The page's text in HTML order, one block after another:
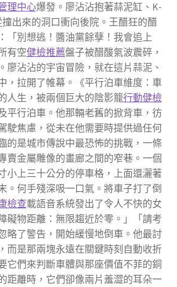
理中心爆發。廖沾沾抱著蒜泥缸、K-
出來的洞口衝向後院。王醋狂的醋
「別想逃！醬油黨餘孽！我會追上
有空健檢推薦盤子被醋酸氣波震碎，
廖沾沾的宇宙冒險，就在這片蒜泥、
，拉開了帷幕。《平行泊車維度：車
人生，被兩個巨大的陰影籠行動健檢
平行泊車。他那輛老舊的掀背車，彷
駛焦慮，從未在他需要時提供過任何
的是城市傳說中最恐怖的挑戰，一條
賣金屬雕像的畫廊之間的窄巷。一個
小上三十公分的停車格，上面還灑著
。何手殘深吸一口氣。將車子打了倒
檢查載語音系統發出了令人不快的女
礙物距離：無限趨近於零。」「請考
略了警告，開始緩慢地倒車。他最討
而是那兩塊永遠在關鍵時刻自動收折
它們來判斷車體與那座價值不菲的銅
距離時，它們卻像兩片羞澀的耳朵一